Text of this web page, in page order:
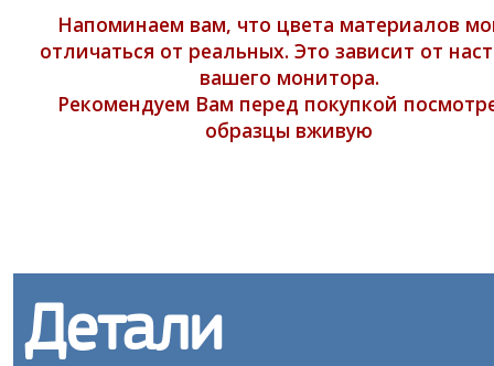
Напоминаем вам, что цвета материалов
отличаться от реальных. Это зависит от
вашего монитора.
Рекомендуем Вам перед покупкой
образцы вживую
Детали